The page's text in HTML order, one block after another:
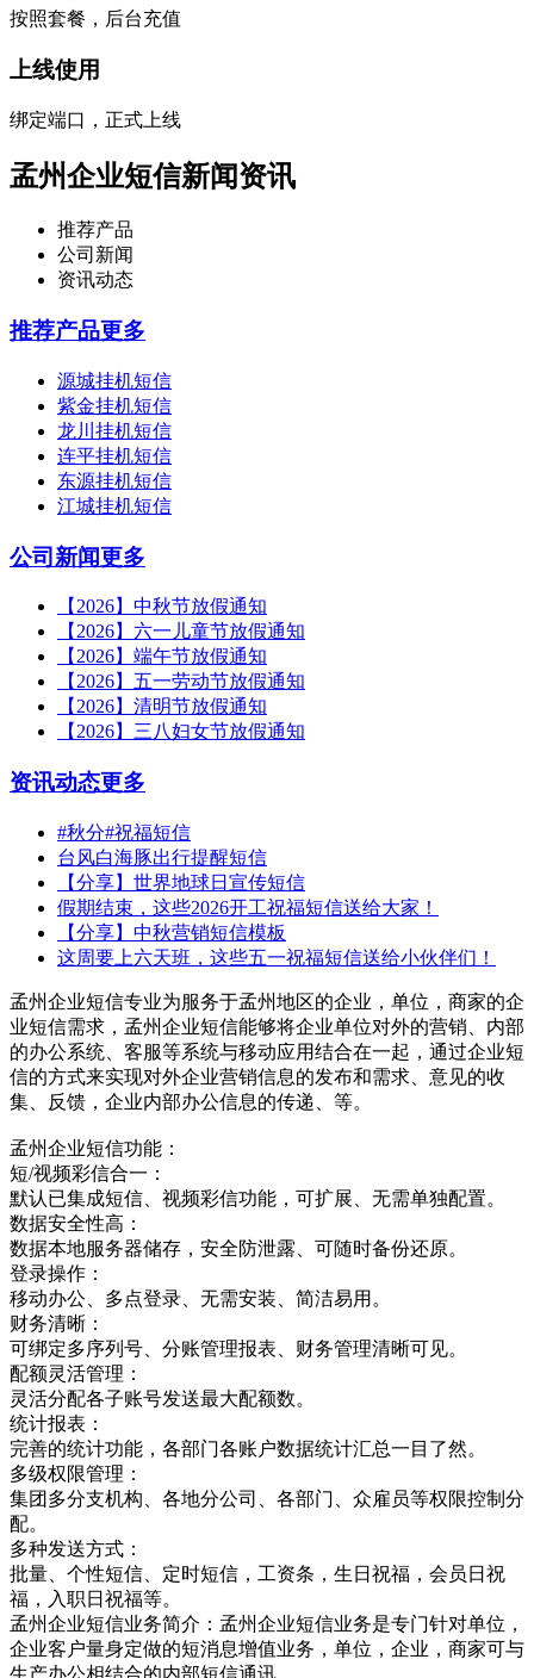
按照套餐，后台充值
上线使用
绑定端口，正式上线
孟州企业短信新闻资讯
推荐产品
公司新闻
资讯动态
推荐产品更多
源城挂机短信
紫金挂机短信
龙川挂机短信
连平挂机短信
东源挂机短信
江城挂机短信
公司新闻更多
【2026】中秋节放假通知
【2026】六一儿童节放假通知
【2026】端午节放假通知
【2026】五一劳动节放假通知
【2026】清明节放假通知
【2026】三八妇女节放假通知
资讯动态更多
#秋分#祝福短信
台风白海豚出行提醒短信
【分享】世界地球日宣传短信
假期结束，这些2026开工祝福短信送给大家！
【分享】中秋营销短信模板
这周要上六天班，这些五一祝福短信送给小伙伴们！
孟州企业短信专业为服务于孟州地区的企业，单位，商家的企
业短信需求，孟州企业短信能够将企业单位对外的营销、内部
的办公系统、客服等系统与移动应用结合在一起，通过企业短
信的方式来实现对外企业营销信息的发布和需求、意见的收
集、反馈，企业内部办公信息的传递、等。
孟州企业短信功能：
短/视频彩信合一：
默认已集成短信、视频彩信功能，可扩展、无需单独配置。
数据安全性高：
数据本地服务器储存，安全防泄露、可随时备份还原。
登录操作：
移动办公、多点登录、无需安装、简洁易用。
财务清晰：
可绑定多序列号、分账管理报表、财务管理清晰可见。
配额灵活管理：
灵活分配各子账号发送最大配额数。
统计报表：
完善的统计功能，各部门各账户数据统计汇总一目了然。
多级权限管理：
集团多分支机构、各地分公司、各部门、众雇员等权限控制分
配。
多种发送方式：
批量、个性短信、定时短信，工资条，生日祝福，会员日祝
福，入职日祝福等。
孟州企业短信业务简介：孟州企业短信业务是专门针对单位，
企业客户量身定做的短消息增值业务，单位，企业，商家可与
生产办公相结合的内部短信通讯，